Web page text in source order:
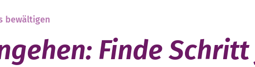
bewältigen
Finde